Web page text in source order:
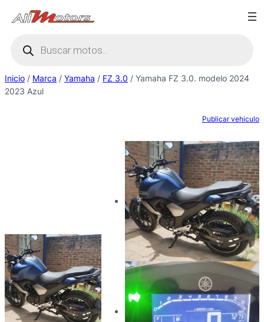
Saltar
al
productos
Inicio / Marca / Yamaha / FZ 3.0 / Yamaha FZ 3.0. modelo 2024
2023 Azul
Publicar vehiculo